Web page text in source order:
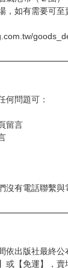
品：
，於隔週五出貨
，於隔週四出
泡布（２圈）
泡布（４～５
泡布（２圈）
如有需要可至
留言